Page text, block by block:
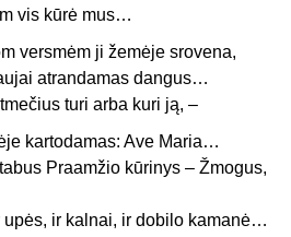
vis kūrė mus…
versmėm ji žemėje srovena,
atrandamas dangus…
turi arba kuri ją, –
kartodamas: Ave Maria…
Praamžio kūrinys – Žmogus,
upės, ir kalnai, ir dobilo kamanė…